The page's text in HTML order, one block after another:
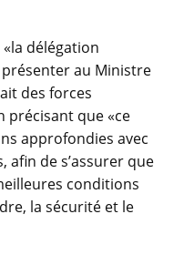
délégation
au Ministre
des forces
précisant que «ce
approfondies avec
afin de s’assurer que
conditions
la sécurité et le